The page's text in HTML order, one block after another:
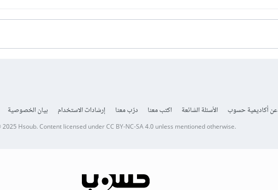
عن أكاديمية حسوب الأسئلة الشائعة اكتب معنا درّب معنا إرشادات الاستخدام بيان الخصوصية
Hsoub.Content licensed underCC BY-NC-SA 4.0unless mentioned otherwise.